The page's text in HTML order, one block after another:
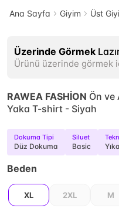
Ana Sayfa Giyim Üst
Üzerinde Görmek
Ürünü üzerinde görmek
RAWEA FASHİON Ön ve
Yaka T-shirt - Siyah
Dokuma Tipi
Düz Dokuma
Siluet
Basic
Beden
XL 2XL M